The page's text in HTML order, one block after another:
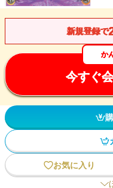
新規登録で
か
今すぐ
お気に入り